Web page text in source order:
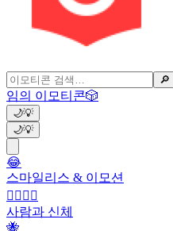
🔎
임의 이모티콘🎲
🌙💡
🌙💡
😂
스마일리스 & 이모션
👩‍❤️‍💋‍👨
사람과 신체
🐝